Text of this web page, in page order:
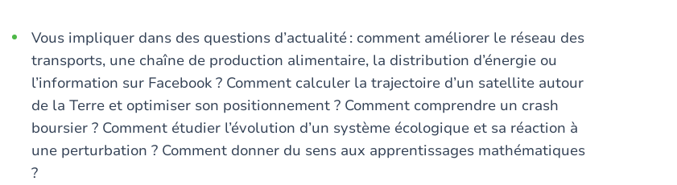
Vous impliquer dans des questions d’actualité : comment améliorer le réseau des
transports, une chaîne de production alimentaire, la distribution d’énergie ou
l’information sur Facebook ? Comment calculer la trajectoire d’un satellite autour
de la Terre et optimiser son positionnement ? Comment comprendre un crash
boursier ? Comment étudier l’évolution d’un système écologique et sa réaction à
une perturbation ? Comment donner du sens aux apprentissages mathématiques
?